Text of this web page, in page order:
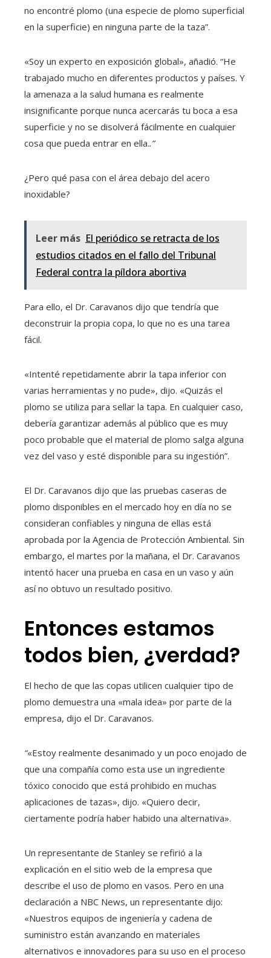
no encontré plomo (una especie de plomo superficial
en la superficie) en ninguna parte de la taza”.
«Soy un experto en exposición global», añadió. “He
trabajado mucho en diferentes productos y países. Y
la amenaza a la salud humana es realmente
insignificante porque nunca acercarás tu boca a esa
superficie y no se disolverá fácilmente en cualquier
cosa que pueda entrar en ella..”
¿Pero qué pasa con el área debajo del acero
inoxidable?
Leer más El periódico se retracta de los
estudios citados en el fallo del Tribunal
Federal contra la píldora abortiva
Para ello, el Dr. Caravanos dijo que tendría que
deconstruir la propia copa, lo que no es una tarea
fácil.
«Intenté repetidamente abrir la tapa inferior con
varias herramientas y no pude», dijo. «Quizás el
plomo se utiliza para sellar la tapa. En cualquier caso,
debería garantizar además al público que es muy
poco probable que el material de plomo salga alguna
vez del vaso y esté disponible para su ingestión”.
El Dr. Caravanos dijo que las pruebas caseras de
plomo disponibles en el mercado hoy en día no se
consideran confiables y ninguna de ellas está
aprobada por la Agencia de Protección Ambiental. Sin
embargo, el martes por la mañana, el Dr. Caravanos
intentó hacer una prueba en casa en un vaso y aún
así no obtuvo un resultado positivo.
Entonces estamos
todos bien, ¿verdad?
El hecho de que las copas utilicen cualquier tipo de
plomo demuestra una «mala idea» por parte de la
empresa, dijo el Dr. Caravanos.
“«Estoy realmente desanimado y un poco enojado de
que una compañía como esta use un ingrediente
tóxico conocido que está prohibido en muchas
aplicaciones de tazas», dijo. «Quiero decir,
ciertamente podría haber habido una alternativa».
Un representante de Stanley se refirió a la
explicación en el sitio web de la empresa que
describe el uso de plomo en vasos. Pero en una
declaración a NBC News, un representante dijo:
«Nuestros equipos de ingeniería y cadena de
suministro están avanzando en materiales
alternativos e innovadores para su uso en el proceso